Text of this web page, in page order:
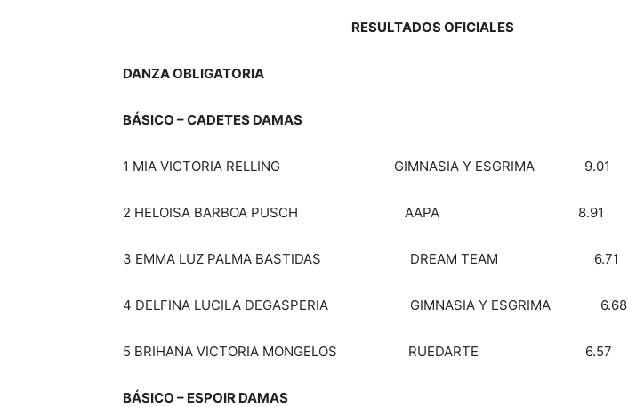
RESULTADOS OFICIALES
DANZA OBLIGATORIA
BÁSICO – CADETES DAMAS
1 MIA VICTORIA RELLING GIMNASIA Y ESGRIMA 9.01
2 HELOISA BARBOA PUSCH AAPA 8.91
3 EMMA LUZ PALMA BASTIDAS DREAM TEAM 6.71
4 DELFINA LUCILA DEGASPERIA GIMNASIA Y ESGRIMA 6.68
5 BRIHANA VICTORIA MONGELOS RUEDARTE 6.57
BÁSICO – ESPOIR DAMAS